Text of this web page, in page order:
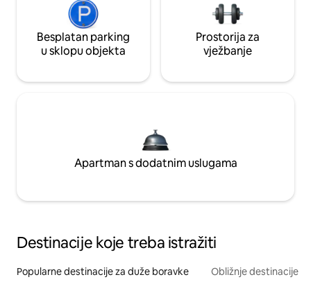
Besplatan parking
u sklopu objekta
Prostorija za
vježbanje
Apartman s dodatnim uslugama
Destinacije koje treba istražiti
Popularne destinacije za duže boravke Obližnje destinacije